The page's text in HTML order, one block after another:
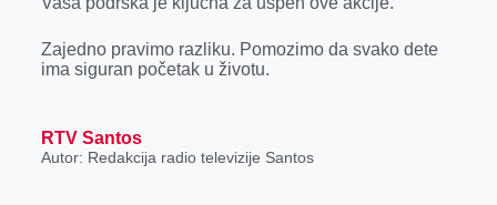
Zajedno pravimo razliku. Pomozimo da svako dete
ima siguran početak u životu.
RTV Santos
Autor: Redakcija radio televizije Santos